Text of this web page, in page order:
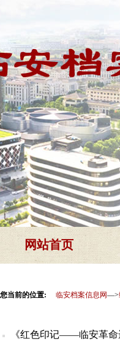
网站首页
您当前的位置: 临安档案信息网—>
《红色印记——临安革命